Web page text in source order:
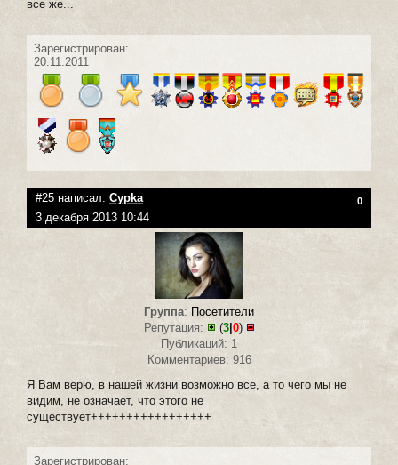
все же...
Зарегистрирован:
20.11.2011
#25 написал: Cypka 0
3 декабря 2013 10:44
Группа: Посетители
Репутация:
(3| 0)
Публикаций: 1
Комментариев: 916
Я Вам верю, в нашей жизни возможно все, а то чего мы не
видим, не означает, что этого не
существует+++++++++++++++++
Зарегистрирован: